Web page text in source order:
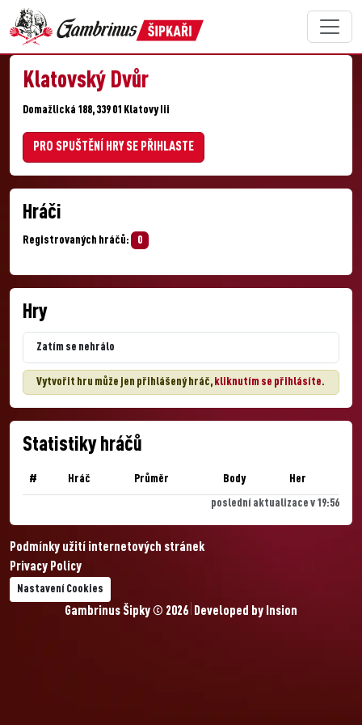
Klatovský Dvůr
Domažlická 188, 339 01 Klatovy Iii
PRO SPUŠTĚNÍ HRY SE PŘIHLASTE
Hráči
Registrovaných hráčů: 0
Hry
Zatím se nehrálo
Vytvořit hru může jen přihlášený hráč, kliknutím se přihlásíte.
Statistiky hráčů
# Hráč Průměr Body Her
poslední aktualizace v 19:56
Podmínky užití internetových stránek
Privacy Policy
Nastavení Cookies
Gambrinus Šipky © 2026 Developed by Insion